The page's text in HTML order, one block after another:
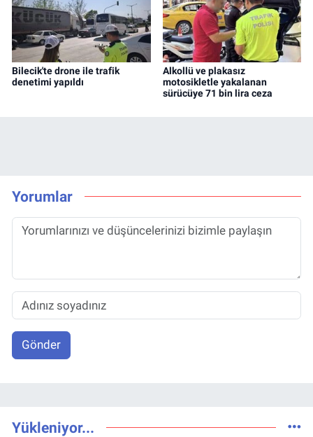
Bilecik'te drone ile trafik
denetimi yapıldı
Alkollü ve plakasız
motosikletle yakalanan
sürücüye 71 bin lira ceza
Yorumlar
Gönder
Yükleniyor...